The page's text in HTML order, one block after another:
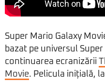
Super Mario Galaxy
bazat pe universul
continuarea ecranizării
Movie. Pelicula inițială,